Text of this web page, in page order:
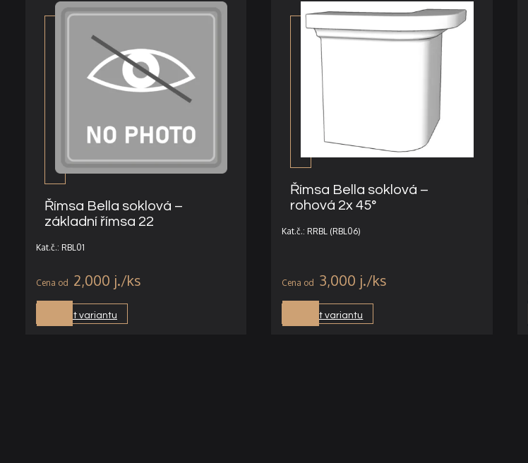
Římsa Bella soklová –
základní římsa 22
Kat.č.: RBL01
2,000 j.
Vybrat variantu
Římsa Bella soklová –
rohová 2x 45°
Kat.č.: RRBL (RBL06)
3,000 j.
Vybrat variantu